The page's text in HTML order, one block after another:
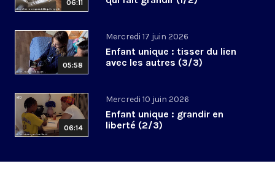
06:11
05:58
Mercredi 17 juin 2026
Enfant unique : tisser du lien
avec les autres (3/3)
06:14
Mercredi 10 juin 2026
Enfant unique : grandir en
liberté (2/3)